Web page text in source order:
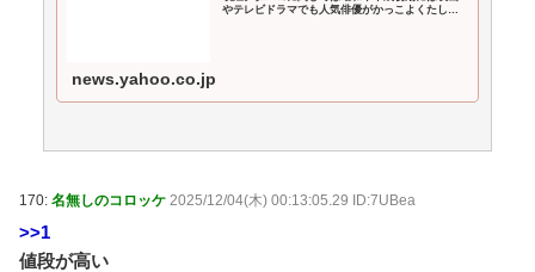
時で帰ればいいだろ！！ / おまとめアンテナ
眼瞼下垂の手術した私に「整形成功おめでと～ｗｗ」
とイジり倒す同僚女、不安な時にグロ画像見せて喜び、
真剣に拒絶しても「ムキになってるｗ」と嘲笑…人の病
気と手術を娯楽にすんなよ！！ / おまとめアンテナ
やテレビドラマでも人気俳優がかっこよくたしな
news.yahoo.co.jp
170: 名無しのコロッケ 2025/12/04(木) 00:13:05.29 ID:7UBea
>>1
値段が高い